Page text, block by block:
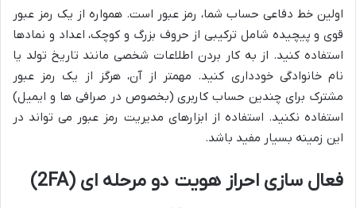
اولین خط دفاعی حساب شما، رمز عبور است. همواره از یک رمز عبور
قوی و پیچیده شامل ترکیبی از حروف بزرگ و کوچک، اعداد و نمادها
استفاده کنید. از به کار بردن اطلاعات شخصی مانند تاریخ تولد یا
نام خانوادگی خودداری کنید. مهمتر از آن، هرگز از یک رمز عبور
مشترک برای چندین حساب کاربری (بخصوص در صرافی ها و ایمیل)
استفاده نکنید. استفاده از ابزارهای مدیریت رمز عبور می تواند در
این زمینه بسیار مفید باشد.
فعال سازی احراز هویت دو مرحله ای (2FA)